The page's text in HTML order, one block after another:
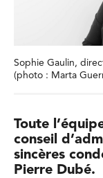
Sophie Gaulin,
(photo : Marta
Toute
conseil
sincères
Pierre Dubé.